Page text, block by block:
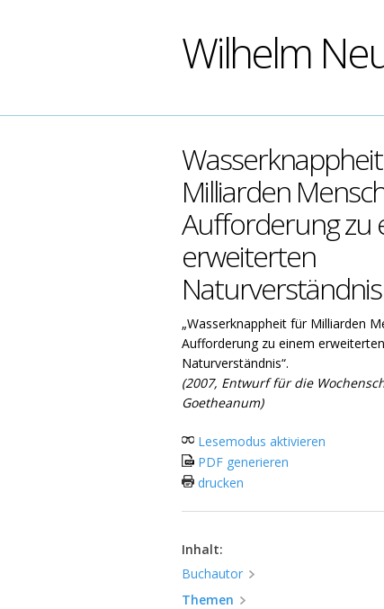
Wilhelm
Milliarden
Aufforderung zu
erweiterten
Naturverständnis
„Wasserknappheit für Milliarden
Aufforderung zu einem erweiterten
Naturverständnis“.
(2007, Entwurf für die
Goetheanum)
Lesemodus aktivieren
PDF generieren
drucken
Inhalt:
Buchautor
Themen